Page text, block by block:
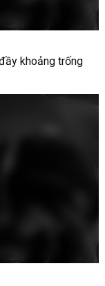
khoảng trống